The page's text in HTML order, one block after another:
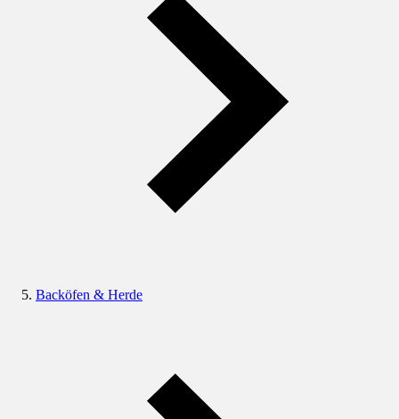
Backöfen & Herde